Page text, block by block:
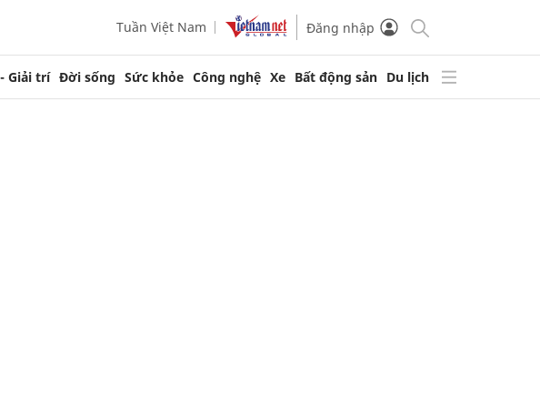
Tuần Việt Nam Đăng nhập
Giải trí Đời sống Sức khỏe Công nghệ Xe Bất động sản Du lịch